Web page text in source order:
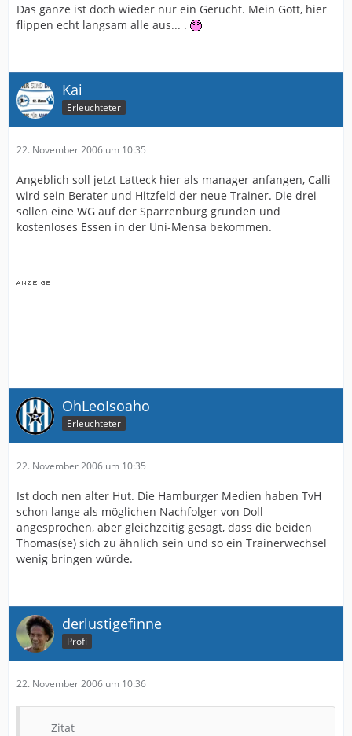
Das ganze ist doch wieder nur ein Gerücht. Mein Gott, hier
flippen echt langsam alle aus... .
Kai
Erleuchteter
22. November 2006 um 10:35
Angeblich soll jetzt Latteck hier als manager anfangen, Calli
wird sein Berater und Hitzfeld der neue Trainer. Die drei
sollen eine WG auf der Sparrenburg gründen und
kostenloses Essen in der Uni-Mensa bekommen.
OhLeoIsoaho
Erleuchteter
22. November 2006 um 10:35
Ist doch nen alter Hut. Die Hamburger Medien haben TvH
schon lange als möglichen Nachfolger von Doll
angesprochen, aber gleichzeitig gesagt, dass die beiden
Thomas(se) sich zu ähnlich sein und so ein Trainerwechsel
wenig bringen würde.
derlustigefinne
Profi
22. November 2006 um 10:36
Zitat